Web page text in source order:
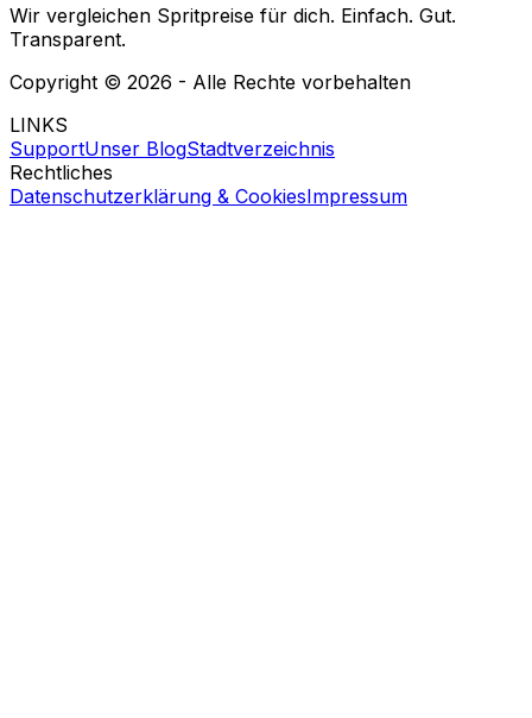
Wir vergleichen Spritpreise für dich. Einfach. Gut.
Transparent.
Copyright © 2026 - Alle Rechte vorbehalten
LINKS
SupportUnser BlogStadtverzeichnis
Rechtliches
Datenschutzerklärung & CookiesImpressum